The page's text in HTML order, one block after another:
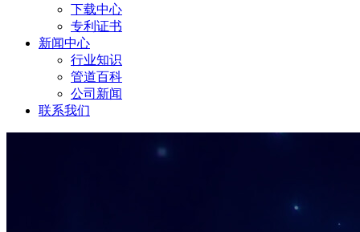
下载中心
专利证书
新闻中心
行业知识
管道百科
公司新闻
联系我们